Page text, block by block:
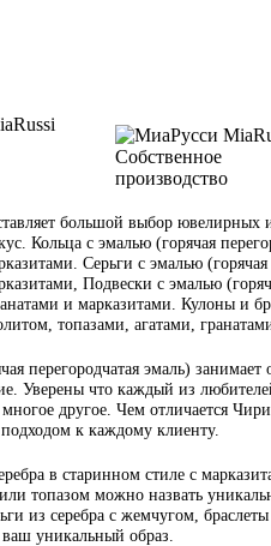
Собственное
производство
большой выбор ювелирных
Кольца с эмалью (горячая
Серьги с эмалью
Подвески с эмалью
и марказитами. Кулоны и
топазами, агатами,
перегородчатая эмаль)
Уверены что каждый из
другое. Чем отличается
к каждому клиенту.
в старинном стиле с
топазом можно назвать
из серебра с жемчугом,
ваш уникальный образ.